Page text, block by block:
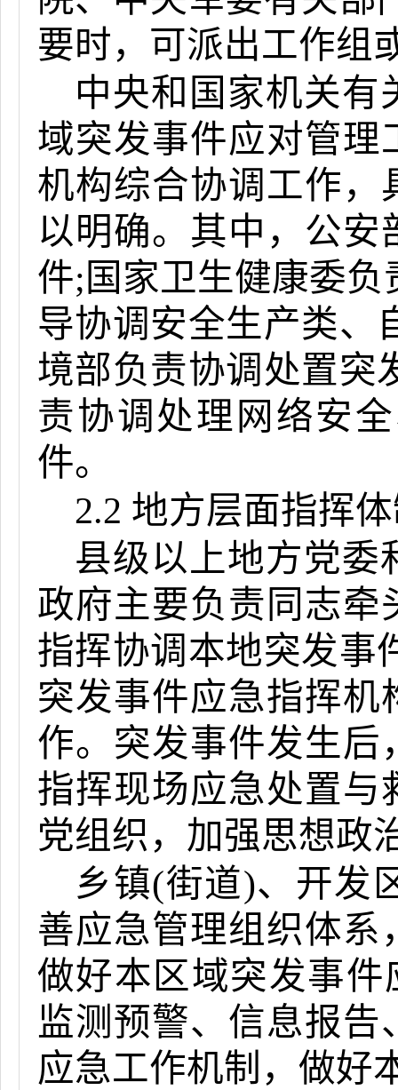
要时，可派出工作组
中央和国家机关有
域突发事件应对管理
机构综合协调工作，
以明确。其中，公
件;国家卫生健康委
导协调安全生产类、
境部负责协调处置突
责协调处理网络安
件。
2.2 地方层面指挥
县级以上地方党委
政府主要负责同志牵
指挥协调本地突发事
突发事件应急指挥机
作。突发事件发生后
指挥现场应急处置与
党组织，加强思想政
乡镇(街道)、开发
善应急管理组织体系
做好本区域突发事
监测预警、信息报
应急工作机制，做好